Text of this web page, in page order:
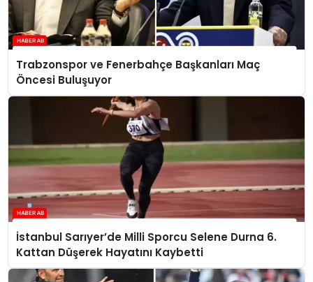
Trabzonspor ve Fenerbahçe Başkanları Maç
Öncesi Buluşuyor
İstanbul Sarıyer’de Milli Sporcu Selene Durna 6.
Kattan Düşerek Hayatını Kaybetti